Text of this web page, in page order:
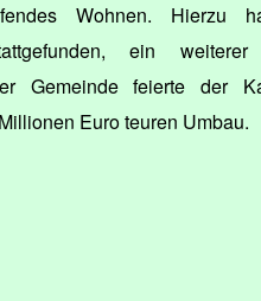
Wohnen. Hierzu
ein
Gemeinde feierte der
Euro teuren Umbau.